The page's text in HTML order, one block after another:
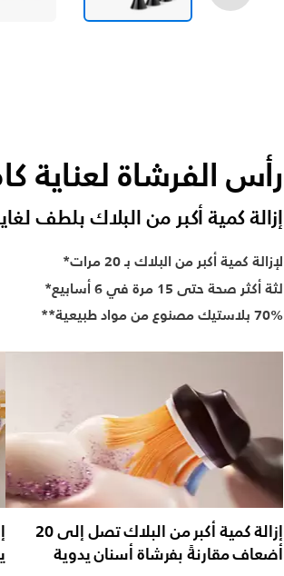
رأس الفرشاة لعناية
إزالة كمية أكبر من البلاك بلطف لغاية 20
لإزالة كمية أكبر من البلاك بـ 20 مرات*
لثة أكثر صحة حتى 15 مرة في 6 أسابيع*
70% بلاستيك مصنوع من مواد طبيعية**
إزالة كمية أكبر من البلاك تصل إلى 20
أضعاف مقارنةً بفرشاة أسنان يدوية